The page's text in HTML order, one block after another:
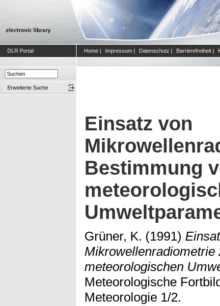
DLR Portal Home | Impressum | Datenschutz | Barrierefreiheit |
Erweiterte Suche
Einsatz von
Bestimmung
Grüner, K. (1991)
meteorologischen
Meteorologische
Meteorologie 1/2.